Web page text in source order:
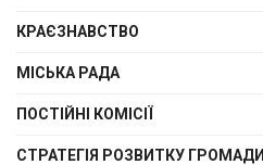
КРАЄЗНАВСТВО
МІСЬКА РАДА
ПОСТІЙНІ КОМІСІЇ
СТРАТЕГІЯ РОЗВИТКУ ГРОМАДИ